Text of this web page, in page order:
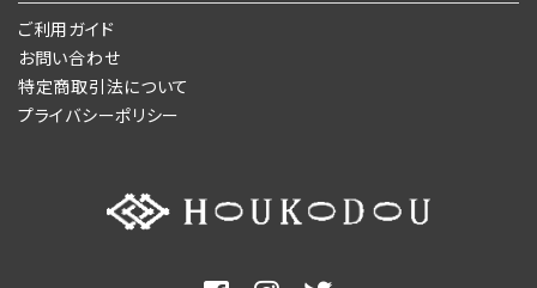
ご利用ガイド
お問い合わせ
特定商取引法について
プライバシーポリシー